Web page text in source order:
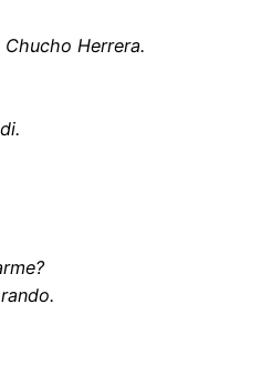
Herrera.